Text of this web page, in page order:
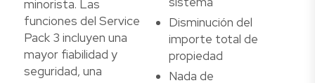
minorista. Las
funciones del Service
Pack 3 incluyen una
mayor fiabilidad y
seguridad, una
Disminución del
importe total de
propiedad
Nada de